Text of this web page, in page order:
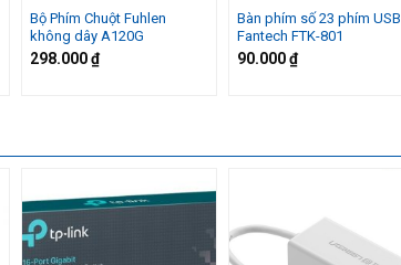
Bộ Phím Chuột Fuhlen
không dây A120G
298.000₫
Bàn phím số 23 phím USB
Fantech FTK-801
90.000₫